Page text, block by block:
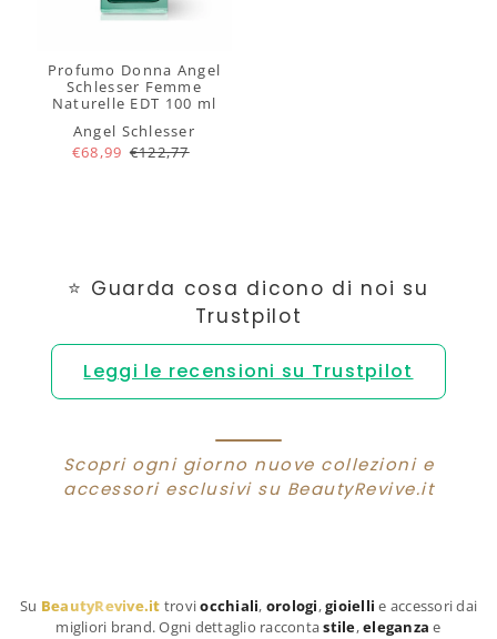
Profumo Donna Angel
Schlesser Femme
Naturelle EDT 100 ml
Angel Schlesser
€68,99 €122,77
⭐ Guarda cosa dicono di noi su
Trustpilot
Leggi le recensioni su Trustpilot
Scopri ogni giorno nuove collezioni e
accessori esclusivi su BeautyRevive.it
Su BeautyRevive.it troviocchiali, orologi,gioielli e accessori dai
migliori brand. Ogni dettaglio raccontastile,eleganza e